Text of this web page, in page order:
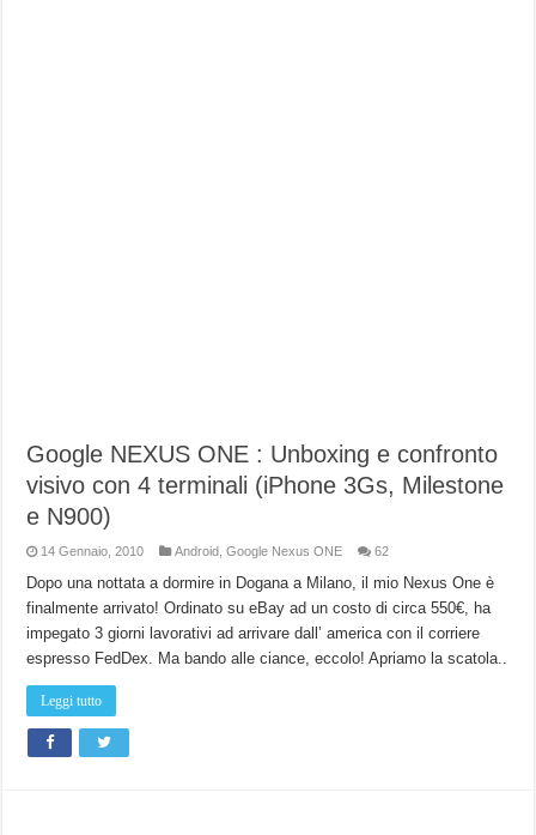
Google NEXUS ONE : Unboxing e confronto
visivo con 4 terminali (iPhone 3Gs, Milestone
e N900)
14 Gennaio, 2010 Android,Google Nexus ONE 62
Dopo una nottata a dormire in Dogana a Milano, il mio Nexus One è
finalmente arrivato! Ordinato su eBay ad un costo di circa 550€, ha
impegato 3 giorni lavorativi ad arrivare dall’ america con il corriere
espresso FedDex. Ma bando alle ciance, eccolo! Apriamo la scatola..
Leggi tutto